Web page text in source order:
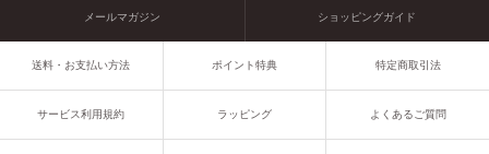
メールマガジン ショッピングガイド
送料・お支払い方法 ポイント特典 特定商取引法
サービス利用規約 ラッピング よくあるご質問